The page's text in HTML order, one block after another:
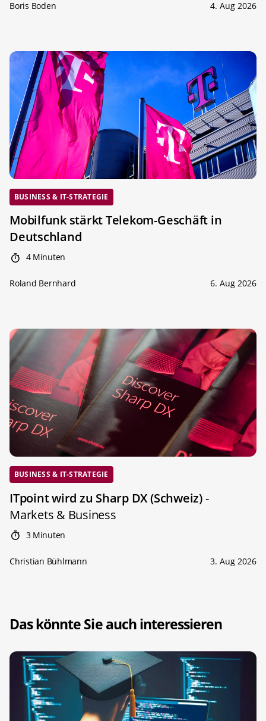
Boris Boden 4. Aug 2026
BUSINESS & IT-STRATEGIE
Mobilfunk stärkt Telekom-Geschäft in
Deutschland
4 Minuten
Roland Bernhard 6. Aug 2026
BUSINESS & IT-STRATEGIE
ITpoint wird zu Sharp DX (Schweiz)-
Markets & Business
3 Minuten
Christian Bühlmann 3. Aug 2026
Das könnte Sie auch interessieren